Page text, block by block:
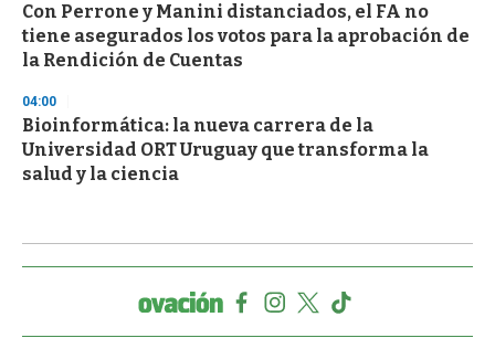
Con Perrone y Manini distanciados, el FA no
tiene asegurados los votos para la aprobación de
la Rendición de Cuentas
04:00
Bioinformática: la nueva carrera de la
Universidad ORT Uruguay que transforma la
salud y la ciencia